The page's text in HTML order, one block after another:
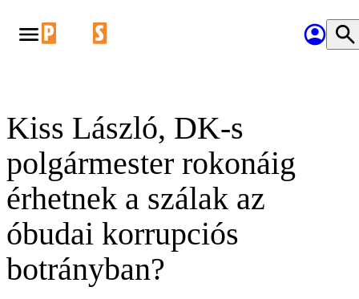
Kiss László, DK-s
polgármester rokonáig
érhetnek a szálak az
óbudai korrupciós
botrányban?